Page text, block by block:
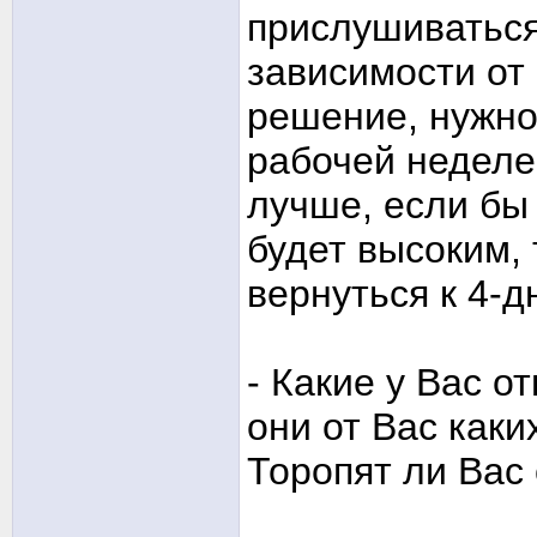
зависимости
решение,
рабочей
лучше, если бы
будет
вернуться к 4-
- Какие у Вас
они от Вас
Торопят ли Вас